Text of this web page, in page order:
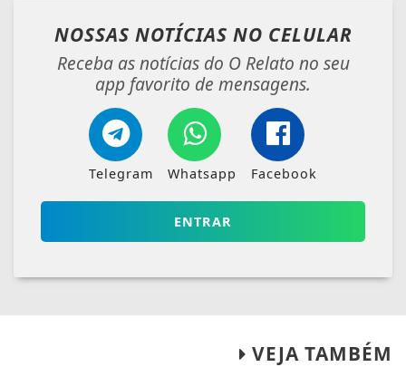
NOSSAS NOTÍCIAS NO CELULAR
Receba as notícias do O Relato no seu
app favorito de mensagens.
Telegram Whatsapp Facebook
ENTRAR
VEJA TAMBÉM